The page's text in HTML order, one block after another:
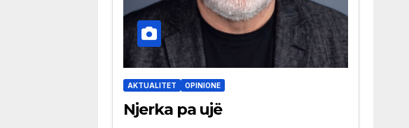
AKTUALITET OPINIONE
Njerka pa ujë